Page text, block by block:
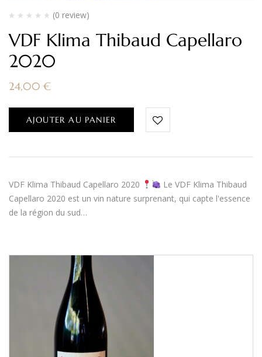
(0 review)
VDF Klima Thibaud Capellaro
2020
24,00 €
AJOUTER AU PANIER
VDF Klima Thibaud Capellaro 2020
Le VDF Klima Thibaud
Capellaro 2020 est un vin nature surprenant, qui capte l'essence
de la région du sud…